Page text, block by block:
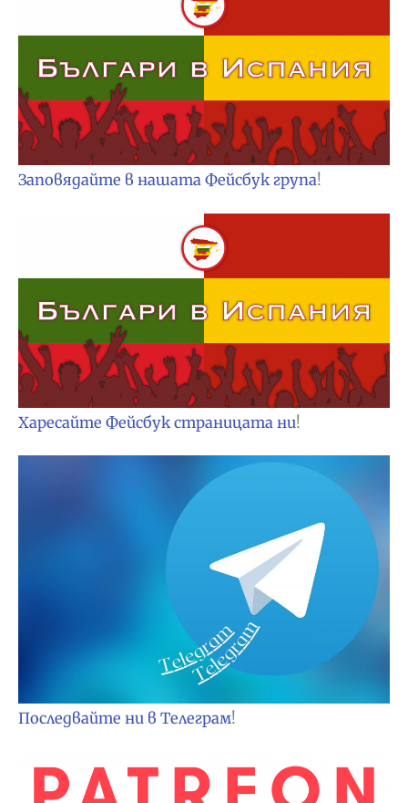
Заповядайте в нашата Фейсбук група!
Харесайте Фейсбук страницата ни!
Последвайте ни в Телеграм!